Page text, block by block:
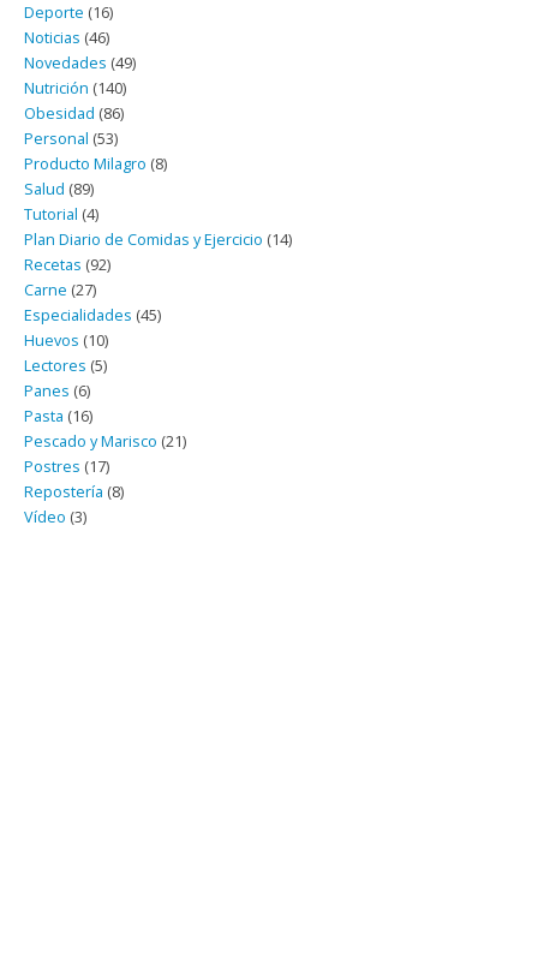
Deporte (16)
Noticias (46)
Novedades (49)
Nutrición (140)
Obesidad (86)
Personal (53)
Producto Milagro (8)
Salud (89)
Tutorial (4)
Plan Diario de Comidas y Ejercicio (14)
Recetas (92)
Carne (27)
Especialidades (45)
Huevos (10)
Lectores (5)
Panes (6)
Pasta (16)
Pescado y Marisco (21)
Postres (17)
Repostería (8)
Vídeo (3)